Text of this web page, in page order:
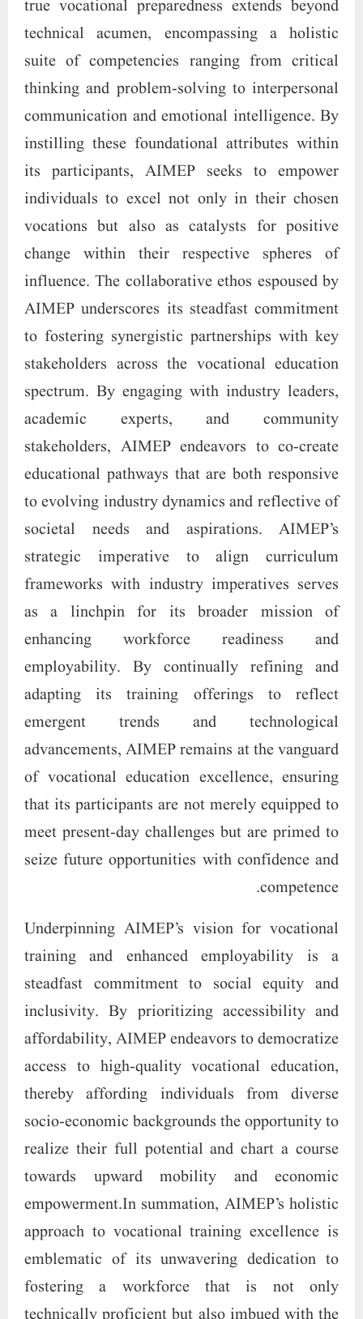
true vocational preparedness extends beyond
technical acumen, encompassing a holistic
suite of competencies ranging from critical
thinking and problem-solving to interpersonal
communication and emotional intelligence. By
instilling these foundational attributes within
its participants, AIMEP seeks to empower
individuals to excel not only in their chosen
vocations but also as catalysts for positive
change within their respective spheres of
influence. The collaborative ethos espoused by
AIMEP underscores its steadfast commitment
to fostering synergistic partnerships with key
stakeholders across the vocational education
spectrum. By engaging with industry leaders,
academic experts, and community
stakeholders, AIMEP endeavors to co-create
educational pathways that are both responsive
to evolving industry dynamics and reflective of
societal needs and aspirations. AIMEP’s
strategic imperative to align curriculum
frameworks with industry imperatives serves
as a linchpin for its broader mission of
enhancing workforce readiness and
employability. By continually refining and
adapting its training offerings to reflect
emergent trends and technological
advancements, AIMEP remains at the vanguard
of vocational education excellence, ensuring
that its participants are not merely equipped to
meet present-day challenges but are primed to
seize future opportunities with confidence and
competence.
Underpinning AIMEP’s vision for vocational
training and enhanced employability is a
steadfast commitment to social equity and
inclusivity. By prioritizing accessibility and
affordability, AIMEP endeavors to democratize
access to high-quality vocational education,
thereby affording individuals from diverse
socio-economic backgrounds the opportunity to
realize their full potential and chart a course
towards upward mobility and economic
empowerment.In summation, AIMEP’s holistic
approach to vocational training excellence is
emblematic of its unwavering dedication to
fostering a workforce that is not only